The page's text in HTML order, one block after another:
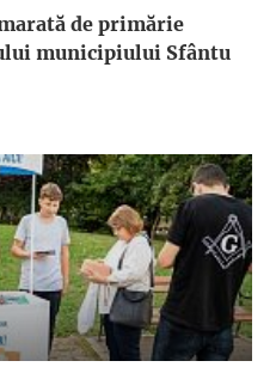
de primărie
municipiului Sfântu